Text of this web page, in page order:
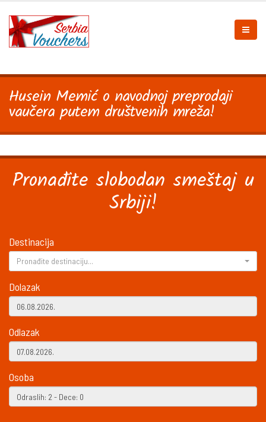
Husein Memić o navodnoj preprodaji
vaučera putem društvenih mreža!
Pronađite slobodan smeštaj u
Srbiji!
Destinacija
Pronađite destinaciju...
Dolazak
Odlazak
Osoba